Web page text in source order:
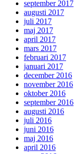
september 2017
augusti 2017
juli 2017
maj 2017
april 2017
mars 2017
februari 2017
januari 2017
december 2016
november 2016
oktober 2016
september 2016
augusti 2016
juli 2016
juni 2016
maj 2016
april 2016